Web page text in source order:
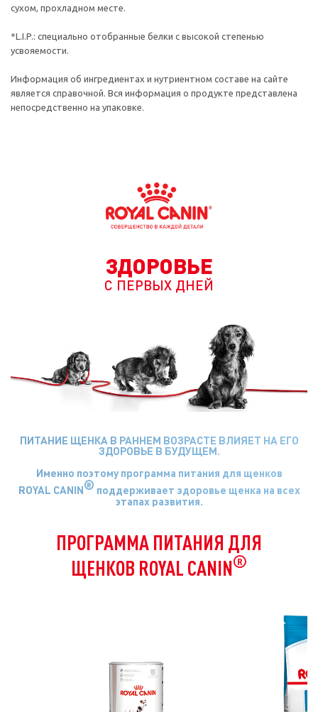
сухом, прохладном месте.
*L.I.P.: специально отобранные белки с высокой степенью
усвояемости.
Информация об ингредиентах и нутриентном составе на сайте
является справочной. Вся информация о продукте представлена
непосредственно на упаковке.